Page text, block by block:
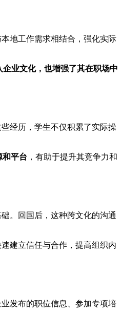
地工作需求相结合，强化实际
业文化，也增强了其在职场中
经历，学生不仅积累了实际操
和平台 ，有助于提升其竞争力和
。回国后，这种跨文化的沟通
建立信任与合作，提高组织内
发布的职位信息、参加专项培